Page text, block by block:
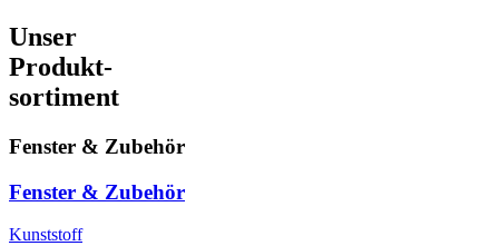
Unser
Produkt-
sortiment
Fenster & Zubehör
Fenster & Zubehör
Kunststoff